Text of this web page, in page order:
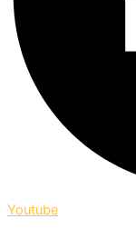
Youtube